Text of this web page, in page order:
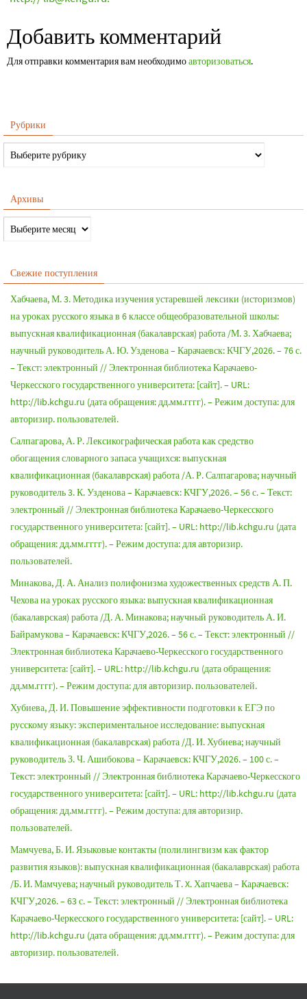
Добавить комментарий
Для отправки комментария вам необходимоавторизоваться.
Рубрики
Архивы
Свежие поступления
Хабчаева, М. 3. Методика изучения устаревшей лексики (историзмов)
на уроках русского языка в 6 классе общеобразовательной школы:
выпускная квалификационная (бакалаврская) работа /М. 3. Хабчаева;
научный руководитель А. Ю. Узденова – Карачаевск: КЧГУ,2026. – 76 с.
– Текст: электронный // Электронная библиотека Карачаево-
Черкесского государственного университета: [сайт]. – URL:
http://lib.kchgu.ru (дата обращения: дд.мм.гггг). – Режим доступа: для
авторизир. пользователей.
Салпагарова, А. Р. Лексикографическая работа как средство
обогащения словарного запаса учащихся: выпускная
квалификационная (бакалаврская) работа /А. Р. Салпагарова; научный
руководитель 3. К. Узденова – Карачаевск: КЧГУ,2026. – 56 с. – Текст:
электронный // Электронная библиотека Карачаево-Черкесского
государственного университета: [сайт]. – URL: http://lib.kchgu.ru (дата
обращения: дд.мм.гггг). – Режим доступа: для авторизир.
пользователей.
Минакова, Д. А. Анализ полифонизма художественных средств А. П.
Чехова на уроках русского языка: выпускная квалификационная
(бакалаврская) работа /Д. А. Минакова; научный руководитель А. И.
Байрамукова – Карачаевск: КЧГУ,2026. – 56 с. – Текст: электронный //
Электронная библиотека Карачаево-Черкесского государственного
университета: [сайт]. – URL: http://lib.kchgu.ru (дата обращения:
дд.мм.гггг). – Режим доступа: для авторизир. пользователей.
Хубиева, Д. И. Повышение эффективности подготовки к ЕГЭ по
русскому языку: экспериментальное исследование: выпускная
квалификационная (бакалаврская) работа /Д. И. Хубиева; научный
руководитель З. Ч. Ашибокова – Карачаевск: КЧГУ,2026. – 100 с. –
Текст: электронный // Электронная библиотека Карачаево-Черкесского
государственного университета: [сайт]. – URL: http://lib.kchgu.ru (дата
обращения: дд.мм.гггг). – Режим доступа: для авторизир.
пользователей.
Мамчуева, Б. И. Языковые контакты (полилингвизм как фактор
развития языков): выпускная квалификационная (бакалаврская) работа
/Б. И. Мамчуева; научный руководитель Т. X. Хапчаева – Карачаевск:
КЧГУ,2026. – 63 с. – Текст: электронный // Электронная библиотека
Карачаево-Черкесского государственного университета: [сайт]. – URL:
http://lib.kchgu.ru (дата обращения: дд.мм.гггг). – Режим доступа: для
авторизир. пользователей.